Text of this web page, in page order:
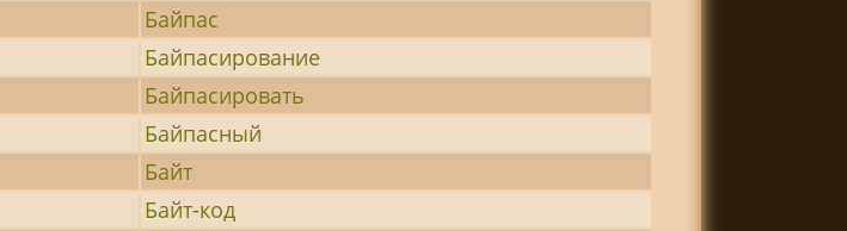
Байпас
Байпасирование
Байпасировать
Байпасный
Байт
Байт-код